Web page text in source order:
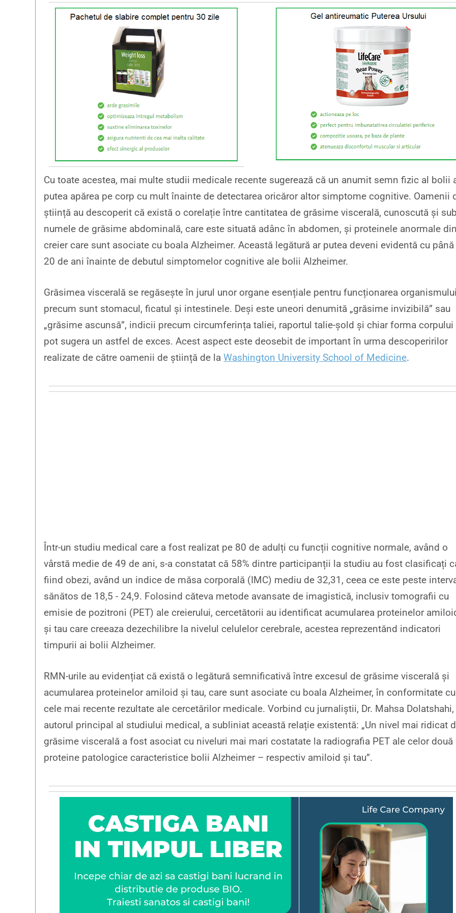
Cu toate acestea, mai multe studii medicale recente sugerează că un anumit semn fizic al bolii
putea apărea pe corp cu mult înainte de detectarea oricăror altor simptome cognitive. Oamenii
știință au descoperit că există o corelație între cantitatea de grăsime viscerală, cunoscută și
numele de grăsime abdominală, care este situată adânc în abdomen, și proteinele anormale
creier care sunt asociate cu boala Alzheimer. Această legătură ar putea deveni evidentă cu
20 de ani înainte de debutul simptomelor cognitive ale bolii Alzheimer.
Grăsimea viscerală se regăsește în jurul unor organe esențiale pentru funcționarea
precum sunt stomacul, ficatul și intestinele. Deși este uneori denumită „grăsime invizibilă” sau
„grăsime ascunsă”, indicii precum circumferința taliei, raportul talie-șold și chiar forma corpului
pot sugera un astfel de exces. Acest aspect este deosebit de important în urma descoperirilor
realizate de către oamenii de știință de laWashington University School of Medicine.
Într-un studiu medical care a fost realizat pe 80 de adulți cu funcții cognitive normale, având o
vârstă medie de 49 de ani, s-a constatat că 58% dintre participanții la studiu au fost clasificați
fiind obezi, având un indice de măsa corporală (IMC) mediu de 32,31, ceea ce este peste
sănătos de 18,5 - 24,9. Folosind căteva metode avansate de imagistică, inclusiv tomografii cu
emisie de pozitroni (PET) ale creierului, cercetătorii au identificat acumularea proteinelor
și tau care creeaza dezechilibre la nivelul celulelor cerebrale, acestea reprezentănd indicatori
timpurii ai bolii Alzheimer.
RMN-urile au evidențiat că există o legătură semnificativă între excesul de grăsime viscerală și
acumularea proteinelor amiloid și tau, care sunt asociate cu boala Alzheimer, în conformitate cu
cele mai recente rezultate ale cercetărilor medicale. Vorbind cu jurnaliștii, Dr. Mahsa Dolatshahi,
autorul principal al studiului medical, a subliniat această relație existentă: „Un nivel mai ridicat
grăsime viscerală a fost asociat cu niveluri mai mari costatate la radiografia PET ale celor două
proteine patologice caracteristice bolii Alzheimer – respectiv amiloid și tau”.